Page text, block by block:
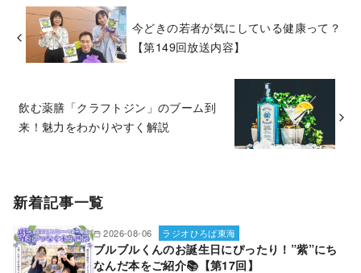
今どきの若者が気にしている健康って？
【第149回放送内容】
飲む薬膳「クラフトジン」のブーム到
来！魅力をわかりやすく解説
新着記事一覧
2026-08-06 ラジオひろば東海
ブルブルくんのお誕生日にぴったり！”紫”にち
なんだ本をご紹介📚【第17回】